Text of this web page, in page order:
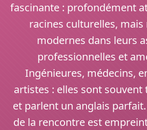
fascinante : profondément
racines culturelles,
modernes dans leurs
professionnelles et
Ingénieures, médecins,
artistes : elles sont souvent
et parlent un anglais
de la rencontre est